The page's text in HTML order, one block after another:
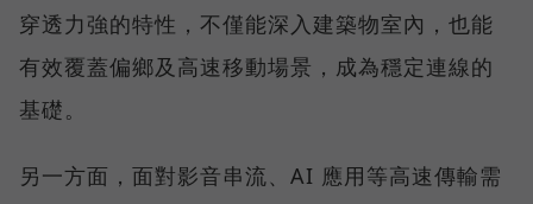
穿透力強的特性，不僅能深入建築物室內，也能
有效覆蓋偏鄉及高速移動場景，成為穩定連線的
基礎。
另一方面，面對影音串流、AI 應用等高速傳輸需